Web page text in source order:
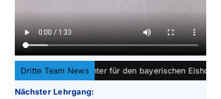
Dritte Team News
Schiedsrichter für den bayerischen Eishockey-
Nächster Lehrgang: